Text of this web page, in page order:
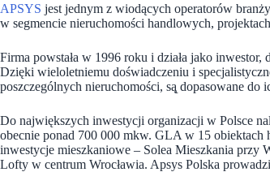
APSYS jest jednym z wiodących operatorów
w segmencie nieruchomości handlowych,
Firma powstała w 1996 roku i działa jako inwestor,
Dzięki wieloletniemu doświadczeniu i
poszczególnych nieruchomości, są̨ dopasowane do
Do największych inwestycji organizacji w Polsce
obecnie ponad 700 000 mkw. GLA w 15
inwestycje mieszkaniowe – Solea Mieszkania przy
Lofty w centrum Wrocławia. Apsys Polska